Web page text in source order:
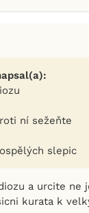
ní sežeňte
slepic
a urcite ne
kurata k